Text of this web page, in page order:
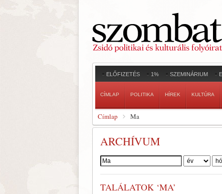
ELŐFIZETÉS 1% SZEMINÁRIUM
CÍMLAP POLITIKA HÍREK KULTÚRA
Címlap Ma
ARCHÍVUM
Szerző:
TALÁLATOK ‘MA’